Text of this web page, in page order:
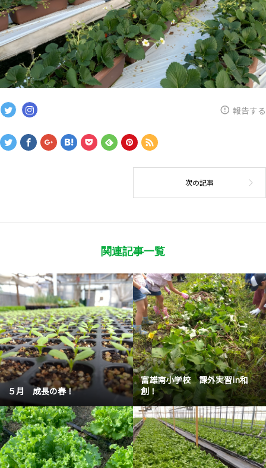
報告する
関連記事一覧
５月 成長の春！
富雄南小学校 課外実習in和
創！